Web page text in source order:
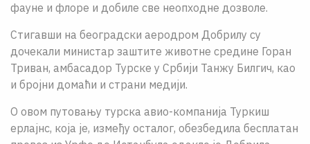
фауне и флоре и добиле све неопходне дозволе.
Стигавши на београдски аеродром Добрилу су
дочекали министар заштите животне средине Горан
Триван, амбасадор Турске у Србији Танжу Билгич, као
и бројни домаћи и страни медији.
О овом путовању турска авио-компанија Туркиш
ерлајнс, која је, између осталог, обезбедила бесплатан